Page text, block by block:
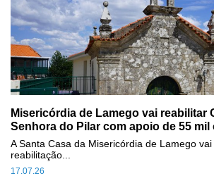
Misericórdia de Lamego vai reabilitar
Senhora do Pilar com apoio de 55 mil
17.07.26
A Santa Casa da Misericórdia de Lamego
reabilitação...